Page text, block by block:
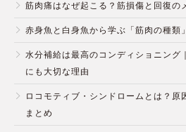
筋肉痛はなぜ起こる？筋損傷と回復の
赤身魚と白身魚から学ぶ「筋肉の種類
水分補給は最高のコンディショニング
にも大切な理由
ロコモティブ・シンドロームとは？原
まとめ